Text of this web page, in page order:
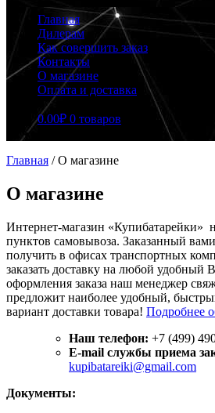
Главная
Дилерам
Как совершить заказ
Контакты
О магазине
Оплата и доставка
0.00₽ 0 товаров
Главная /О магазине
О магазине
Интернет-магазин «Купибатарейки»
пунктов самовывоза. Заказанный
получить в офисах транспортных
заказать доставку на любой удобный
оформления заказа наш менеджер
предложит наиболее удобный,
вариант доставки товара! Подробнее
Наш телефон: +7 (499)
E-mail службы приема
kupibatareiki@gmail.com
Документы: